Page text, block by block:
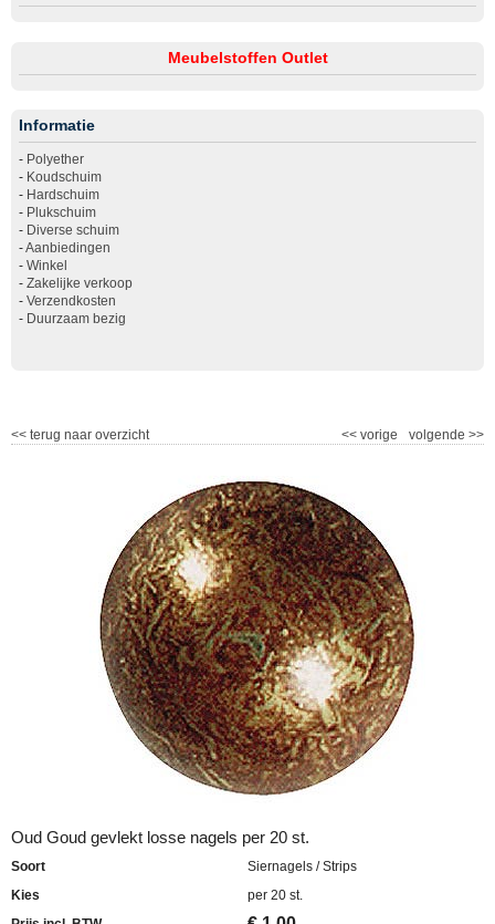
Meubelstoffen Outlet
Informatie
- Polyether
- Koudschuim
- Hardschuim
- Plukschuim
- Diverse schuim
-Aanbiedingen
- Winkel
- Zakelijke verkoop
- Verzendkosten
- Duurzaam bezig
<< terug naar overzicht volgende >>
<< vorige
Oud Goud gevlekt losse nagels per 20 st.
Soort
Siernagels / Strips
Kies
per 20 st.